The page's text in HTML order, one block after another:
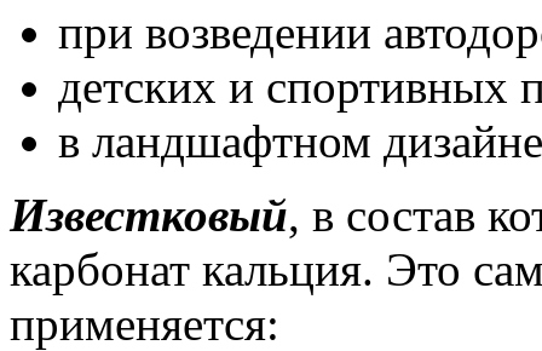
при возведении
детских и спортивных
в ландшафтном
Известковый, в состав
карбонат кальция. Это
применяется: